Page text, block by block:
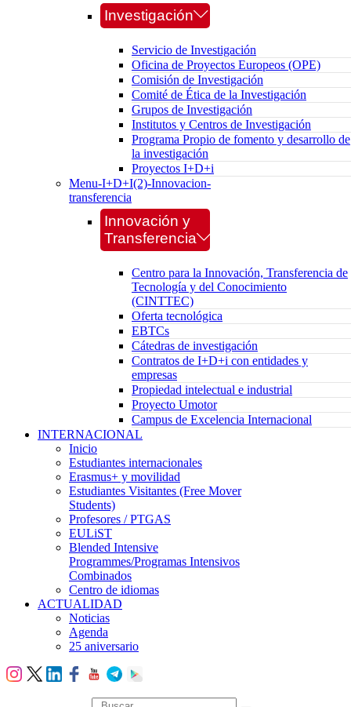
Investigación
Servicio de Investigación
Oficina de Proyectos Europeos (OPE)
Comisión de Investigación
Comité de Ética de la Investigación
Grupos de Investigación
Institutos y Centros de Investigación
Programa Propio de fomento y desarrollo de
la investigación
Proyectos I+D+i
Menu-I+D+I(2)-Innovacion-
transferencia
Innovación y
Transferencia
Centro para la Innovación, Transferencia de
Tecnología y del Conocimiento
(CINTTEC)
Oferta tecnológica
EBTCs
Cátedras de investigación
Contratos de I+D+i con entidades y
empresas
Propiedad intelectual e industrial
Proyecto Umotor
Campus de Excelencia Internacional
INTERNACIONAL
Inicio
Estudiantes internacionales
Erasmus+ y movilidad
Estudiantes Visitantes (Free Mover
Students)
Profesores / PTGAS
EULiST
Blended Intensive
Programmes/Programas Intensivos
Combinados
Centro de idiomas
ACTUALIDAD
Noticias
Agenda
25 aniversario
búsqueda